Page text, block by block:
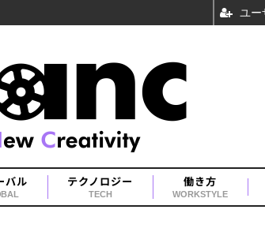
バル テクノロジー
TECH
働き方
WORKSTYLE
ユ